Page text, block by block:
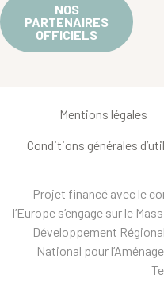
NOS
PARTENAIRES
OFFICIELS
Mentions légales
Conditions générales
Projet financé avec le
l’Europe s’engage sur le
Développement
National pour